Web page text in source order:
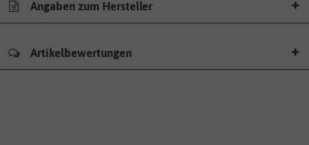
Angaben zum Hersteller
Artikelbewertungen